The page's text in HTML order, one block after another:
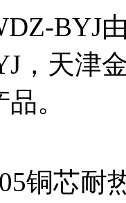
BYJ
，天津
。
铜芯耐